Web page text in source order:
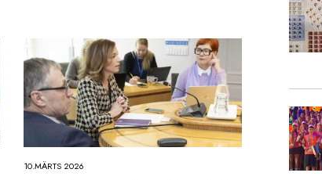
10.MÄRTS 2026